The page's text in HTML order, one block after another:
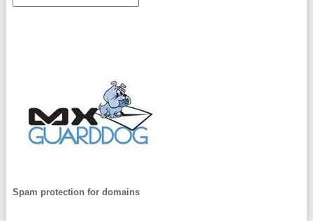
Spam protection for domains